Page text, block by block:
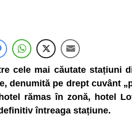
cele mai căutate stațiuni
denumită pe drept cuvânt
rămas în zonă, hotel
întreaga stațiune.